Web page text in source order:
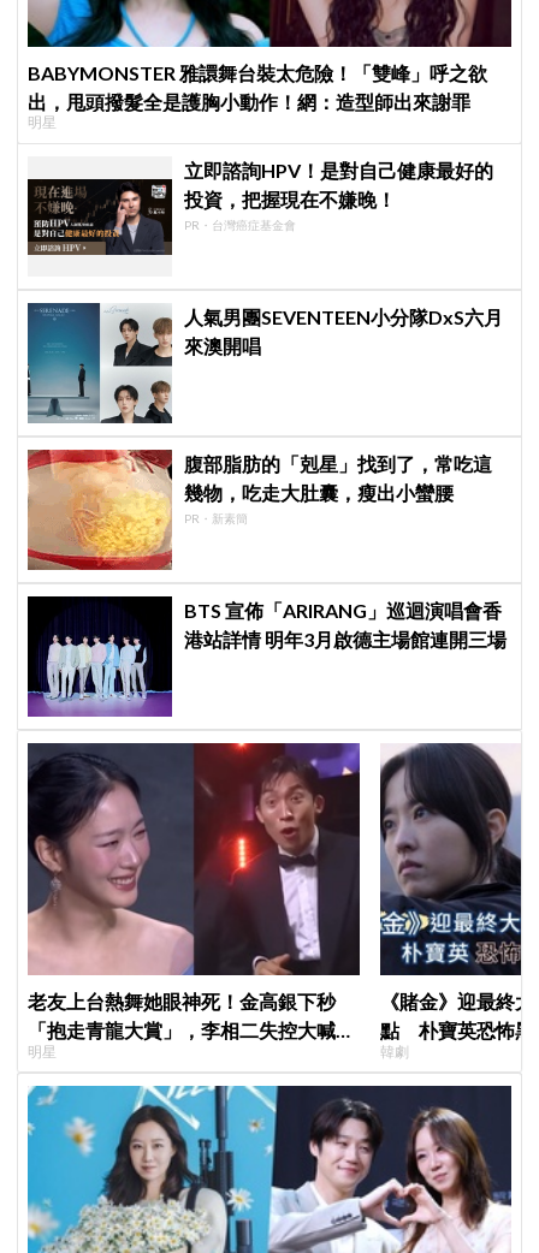
BABYMONSTER 雅譞舞台裝太危險！「雙峰」呼之欲
出，甩頭撥髮全是護胸小動作！網：造型師出來謝罪
明星
立即諮詢HPV！是對自己健康最好的
投資，把握現在不嫌晚！
PR・台灣癌症基金會
人氣男團SEVENTEEN小分隊DxS六月
來澳開唱
腹部脂肪的「剋星」找到了，常吃這
幾物，吃走大肚囊，瘦出小蠻腰
PR・新素簡
BTS 宣佈「ARIRANG」巡迴演唱會香
港站詳情 明年3月啟德主場館連開三場
老友上台熱舞她眼神死！金高銀下秒
「抱走青龍大賞」，李相二失控大喊
「呀！」真情流露網笑翻
明星
《賭金》迎最終
點 朴寶英恐怖黑
韓劇